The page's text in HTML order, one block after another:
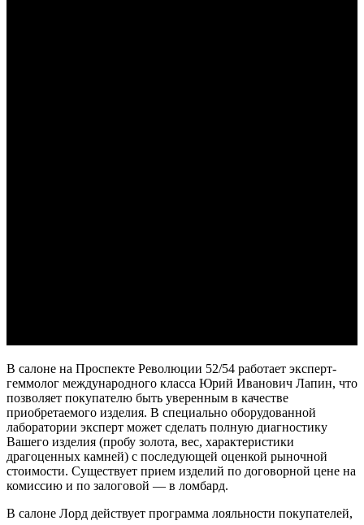
В салоне на Проспекте Революции 52/54 работает эксперт-
геммолог международного класса Юрий Иванович Лапин, что
позволяет покупателю быть уверенным в качестве
приобретаемого изделия. В специально оборудованной
лаборатории эксперт может сделать полную диагностику
Вашего изделия (пробу золота, вес, характеристики
драгоценных камней) с последующей оценкой рыночной
стоимости. Существует прием изделий по договорной цене на
комиссию и по залоговой — в ломбард.
В салоне Лорд действует программа лояльности покупателей,